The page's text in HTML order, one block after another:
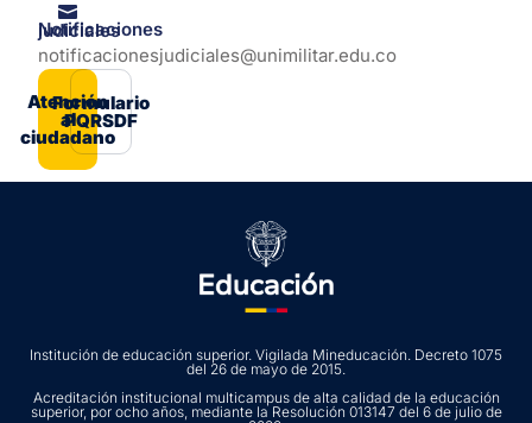
Notificaciones judiciales
notificacionesjudiciales@unimilitar.edu.co
Atención
al
ciudadano
Formulario
PQRSDF
Institución de educación superior. Vigilada Mineducación. Decreto 1075
del 26 de mayo de 2015.
Acreditación institucional multicampus de alta calidad de la educación
superior, por ocho años, mediante la Resolución 013147 del 6 de julio de